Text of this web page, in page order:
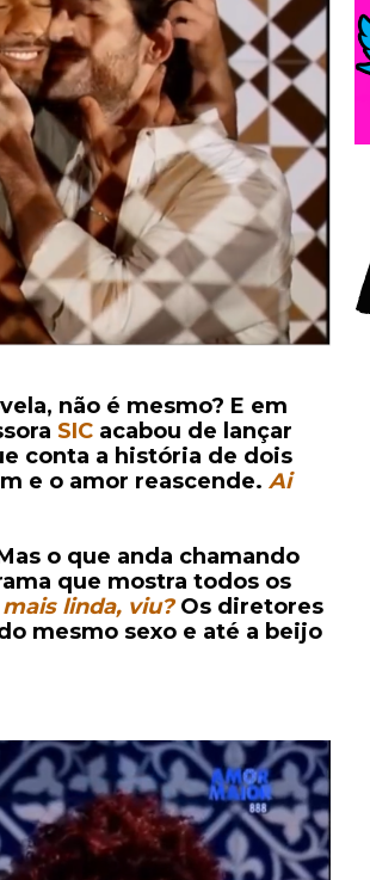
não é mesmo? E em
SIC acabou de lançar
conta a história de dois
e o amor reascende. Ai
o que anda chamando
que mostra todos os
mais linda, viu?Os diretores
mesmo sexo e até a beijo